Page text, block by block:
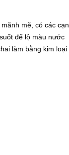
mẽ, có các
để lộ màu nước
làm bằng kim loại